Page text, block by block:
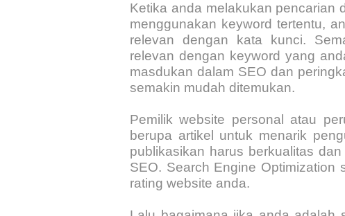
Ketika anda melakukan pencarian
menggunakan keyword tertentu,
relevan dengan kata kunci.
relevan dengan keyword yang
masdukan dalam SEO dan
semakin mudah ditemukan.
Pemilik website personal atau
berupa artikel untuk menarik
publikasikan harus berkualitas
SEO. Search Engine Optimization
rating website anda.